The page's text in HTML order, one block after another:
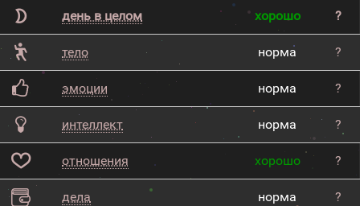
день в целом хорошо ?
тело норма ?
эмоции норма ?
интеллект норма ?
отношения хорошо ?
дела норма ?